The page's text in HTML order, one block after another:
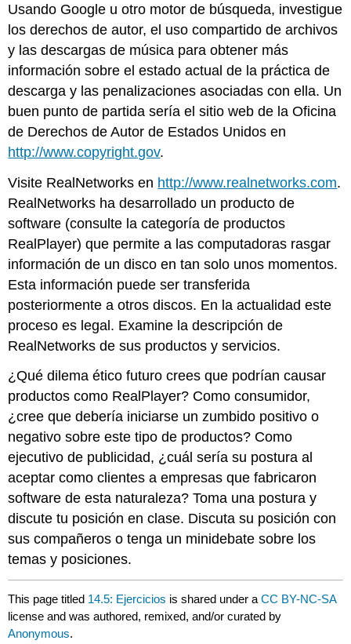
Usando Google u otro motor de búsqueda, investigue
los derechos de autor, el uso compartido de archivos
y las descargas de música para obtener más
información sobre el estado actual de la práctica de
descarga y las penalizaciones asociadas con ella. Un
buen punto de partida sería el sitio web de la Oficina
de Derechos de Autor de Estados Unidos en
http://www.copyright.gov.
Visite RealNetworks en http://www.realnetworks.com.
RealNetworks ha desarrollado un producto de
software (consulte la categoría de productos
RealPlayer) que permite a las computadoras rasgar
información de un disco en tan solo unos momentos.
Esta información puede ser transferida
posteriormente a otros discos. En la actualidad este
proceso es legal. Examine la descripción de
RealNetworks de sus productos y servicios.
¿Qué dilema ético futuro crees que podrían causar
productos como RealPlayer? Como consumidor,
¿cree que debería iniciarse un zumbido positivo o
negativo sobre este tipo de productos? Como
ejecutivo de publicidad, ¿cuál sería su postura al
aceptar como clientes a empresas que fabricaron
software de esta naturaleza? Toma una postura y
discute tu posición en clase. Discuta su posición con
sus compañeros o tenga un minidebate sobre los
temas y posiciones.
This page titled 14.5: Ejercicios is shared under aCC BY-NC-SA
license and was authored, remixed, and/or curated by
Anonymous.